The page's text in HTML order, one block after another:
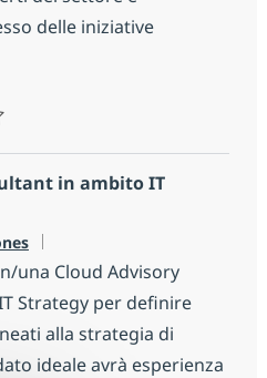
delle iniziative
Advisory Consultant - New
in ambito IT
una Cloud Advisory
Strategy per definire
alla strategia di
ideale avrà esperienza